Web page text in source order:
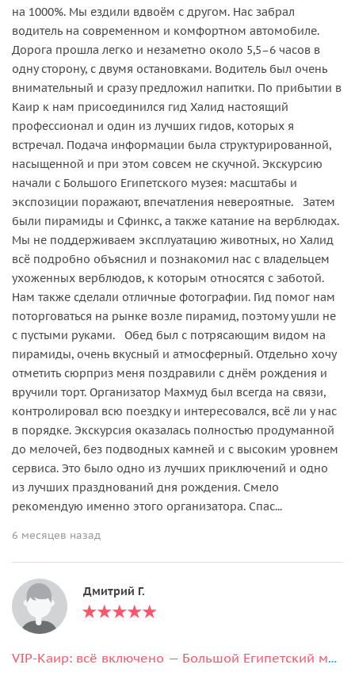
на 1000%. Мы ездили вдвоём с другом. Нас забрал
водитель на современном и комфортном автомобиле.
Дорога прошла легко и незаметно около 5,5–6 часов в
одну сторону, с двумя остановками. Водитель был очень
внимательный и сразу предложил напитки. По прибытии в
Каир к нам присоединился гид Халид настоящий
профессионал и один из лучших гидов, которых я
встречал. Подача информации была структурированной,
насыщенной и при этом совсем не скучной. Экскурсию
начали с Большого Египетского музея: масштабы и
экспозиции поражают, впечатления невероятные. Затем
были пирамиды и Сфинкс, а также катание на верблюдах.
Мы не поддерживаем эксплуатацию животных, но Халид
всё подробно объяснил и познакомил нас с владельцем
ухоженных верблюдов, к которым относятся с заботой.
Нам также сделали отличные фотографии. Гид помог нам
поторговаться на рынке возле пирамид, поэтому ушли не
с пустыми руками. Обед был с потрясающим видом на
пирамиды, очень вкусный и атмосферный. Отдельно хочу
отметить сюрприз меня поздравили с днём рождения и
вручили торт. Организатор Махмуд был всегда на связи,
контролировал всю поездку и интересовался, всё ли у нас
в порядке. Экскурсия оказалась полностью продуманной
до мелочей, без подводных камней и с высоким уровнем
сервиса. Это было одно из лучших приключений и одно
из лучших празднований дня рождения. Смело
рекомендую именно этого организатора. Спас...
6 месяцев назад
Дмитрий Г.
VIP-Каир: всё включено — Большой Египетский музей, пирамиды и обед с видом